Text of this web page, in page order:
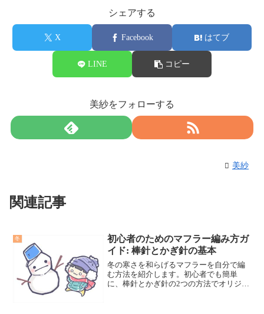
シェアする
X Facebook はてブ
LINE コピー
美紗をフォローする
美紗
関連記事
冬
初心者のためのマフラー編み方ガ
イド: 棒針とかぎ針の基本
冬の寒さを和らげるマフラーを自分で編
む方法を紹介します。初心者でも簡単
に、棒針とかぎ針の2つの方法でオリジナ